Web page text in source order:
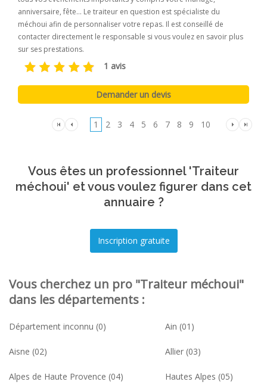
anniversaire, fête... Le traiteur en question est spécialiste du
méchoui afin de personnaliser votre repas. Il est conseillé de
contacter directement le responsable si vous voulez en savoir plus
sur ses prestations.
1 avis
1 2 3 4 5 6 7 8 9 10
Vous êtes un professionnel 'Traiteur
méchoui' et vous voulez figurer dans cet
annuaire ?
Vous cherchez un pro "Traiteur méchoui"
dans les départements :
Département inconnu (0) Ain (01)
Aisne (02) Allier (03)
Alpes de Haute Provence (04) Hautes Alpes (05)